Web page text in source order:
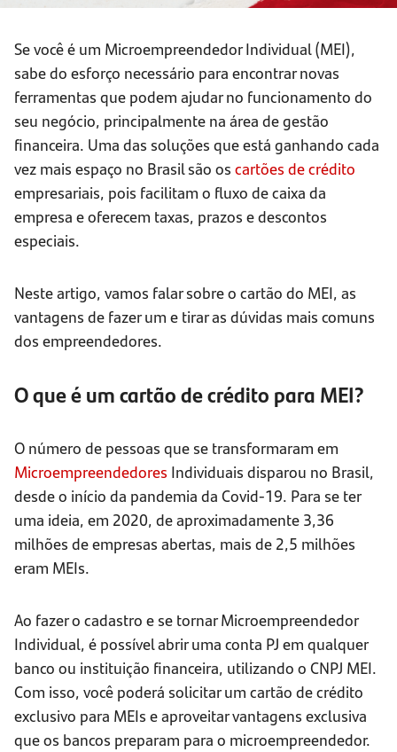
Se você é um Microempreendedor Individual (MEI),
sabe do esforço necessário para encontrar novas
ferramentas que podem ajudar no funcionamento do
seu negócio, principalmente na área de gestão
financeira. Uma das soluções que está ganhando cada
vez mais espaço no Brasil são os cartões de crédito
empresariais, pois facilitam o fluxo de caixa da
empresa e oferecem taxas, prazos e descontos
especiais.
Neste artigo, vamos falar sobre o cartão do MEI, as
vantagens de fazer um e tirar as dúvidas mais comuns
dos empreendedores.
O que é um cartão de crédito para MEI?
O número de pessoas que se transformaram em
Microempreendedores Individuais disparou no Brasil,
desde o início da pandemia da Covid-19. Para se ter
uma ideia, em 2020, de aproximadamente 3,36
milhões de empresas abertas, mais de 2,5 milhões
eram MEIs.
Ao fazer o cadastro e se tornar Microempreendedor
Individual, é possível abrir uma conta PJ em qualquer
banco ou instituição financeira, utilizando o CNPJ MEI.
Com isso, você poderá solicitar um cartão de crédito
exclusivo para MEIs e aproveitar vantagens exclusiva
que os bancos preparam para o microempreendedor.